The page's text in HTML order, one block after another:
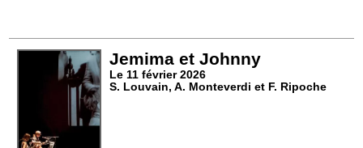
Jemima et Johnny
Le 11 février 2026
S. Louvain, A. Monteverdi et F. Ripoche